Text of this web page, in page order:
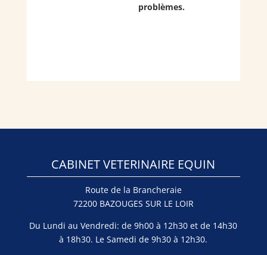
problèmes.
CABINET VETERINAIRE EQUIN
Route de la Brancheraie
72200 BAZOUGES SUR LE LOIR
Du Lundi au Vendredi: de 9h00 à 12h30 et de 14h30
à 18h30. Le Samedi de 9h30 à 12h30.